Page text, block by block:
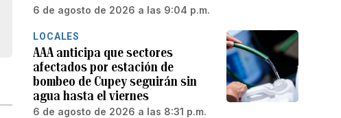
6 de agosto de 2026 a las 9:04 p.m.
LOCALES
AAA anticipa que sectores
afectados por estación de
bombeo de Cupey seguirán sin
agua hasta el viernes
6 de agosto de 2026 a las 8:31 p.m.